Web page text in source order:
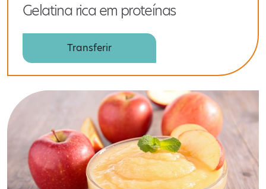
Gelatina rica em proteínas
Transferir